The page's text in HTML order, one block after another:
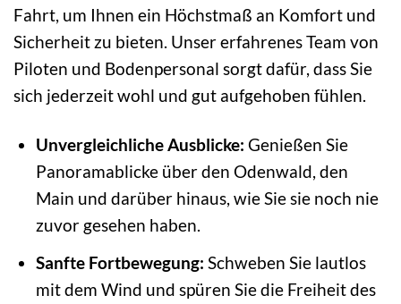
Fahrt, um Ihnen ein Höchstmaß an Komfort und
Sicherheit zu bieten. Unser erfahrenes Team von
Piloten und Bodenpersonal sorgt dafür, dass Sie
sich jederzeit wohl und gut aufgehoben fühlen.
Unvergleichliche Ausblicke: Genießen Sie
Panoramablicke über den Odenwald, den
Main und darüber hinaus, wie Sie sie noch nie
zuvor gesehen haben.
Sanfte Fortbewegung: Schweben Sie lautlos
mit dem Wind und spüren Sie die Freiheit des